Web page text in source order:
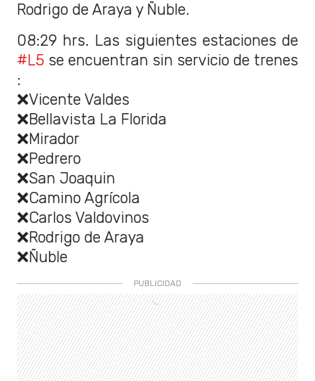
Rodrigo de Araya y Ñuble.
08:29 hrs. Las siguientes estaciones de
#L5 se encuentran sin servicio de trenes
:
❌Vicente Valdes
❌Bellavista La Florida
❌Mirador
❌Pedrero
❌San Joaquin
❌Camino Agrícola
❌Carlos Valdovinos
❌Rodrigo de Araya
❌Ñuble